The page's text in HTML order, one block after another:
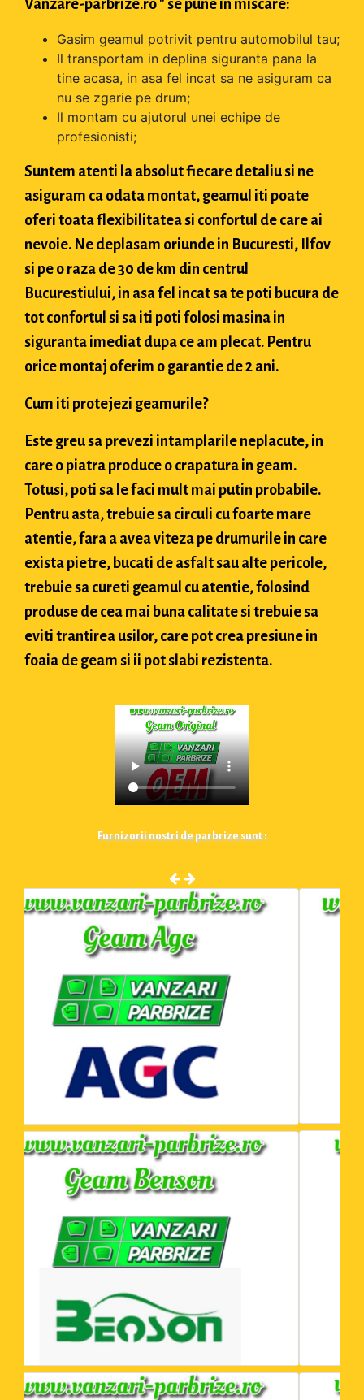
Vanzare-parbrize.ro " se pune in miscare:
Gasim geamul potrivit pentru automobilul tau;
Il transportam in deplina siguranta pana la
tine acasa, in asa fel incat sa ne asiguram ca
nu se zgarie pe drum;
Il montam cu ajutorul unei echipe de
profesionisti;
Suntem atenti la absolut fiecare detaliu si ne
asiguram ca odata montat, geamul iti poate
oferi toata flexibilitatea si confortul de care ai
nevoie. Ne deplasam oriunde in Bucuresti, Ilfov
si pe o raza de 30 de km din centrul
Bucurestiului, in asa fel incat sa te poti bucura de
tot confortul si sa iti poti folosi masina in
siguranta imediat dupa ce am plecat. Pentru
orice montaj oferim o garantie de 2 ani.
Cum iti protejezi geamurile?
Este greu sa prevezi intamplarile neplacute, in
care o piatra produce o crapatura in geam.
Totusi, poti sa le faci mult mai putin probabile.
Pentru asta, trebuie sa circuli cu foarte mare
atentie, fara a avea viteza pe drumurile in care
exista pietre, bucati de asfalt sau alte pericole,
trebuie sa cureti geamul cu atentie, folosind
produse de cea mai buna calitate si trebuie sa
eviti trantirea usilor, care pot crea presiune in
foaia de geam si ii pot slabi rezistenta.
Furnizorii nostri de parbrize sunt :